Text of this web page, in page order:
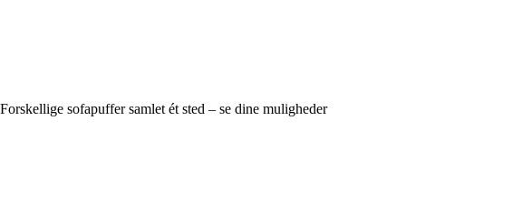
Forskellige sofapuffer samlet ét sted – se dine muligheder